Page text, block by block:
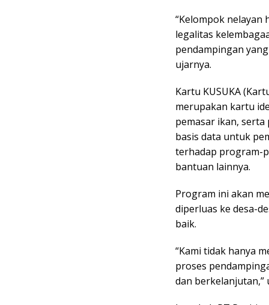
“Kelompok nelayan
legalitas
pendampingan
ujarnya.
Kartu KUSUKA
merupakan kartu
pemasar ikan,
basis data untuk
terhadap program-
bantuan lainnya.
Program ini akan
diperluas ke desa-
baik.
“Kami tidak hanya
proses
dan berkelanjutan,”